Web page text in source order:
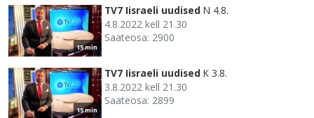
15 min
TV7 Iisraeli uudised N 4.8.
4.8.2022 kell 21.30
Saateosa: 2900
15 min
TV7 Iisraeli uudised K 3.8.
3.8.2022 kell 21.30
Saateosa: 2899